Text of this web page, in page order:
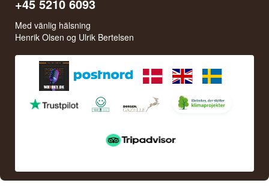
+45 5210 6093
Med vänlig hälsning
Henrik Olsen og Ulrik Bertelsen